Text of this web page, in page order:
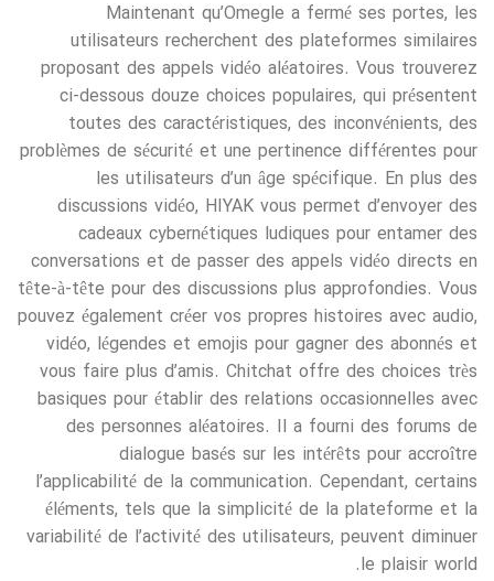
Maintenant qu’Omegle a fermé ses portes, les
utilisateurs recherchent des plateformes similaires
proposant des appels vidéo aléatoires. Vous trouverez
ci-dessous douze choices populaires, qui présentent
toutes des caractéristiques, des inconvénients, des
problèmes de sécurité et une pertinence différentes pour
les utilisateurs d’un âge spécifique. En plus des
discussions vidéo, HIYAK vous permet d’envoyer des
cadeaux cybernétiques ludiques pour entamer des
conversations et de passer des appels vidéo directs en
tête-à-tête pour des discussions plus approfondies. Vous
pouvez également créer vos propres histoires avec audio,
vidéo, légendes et emojis pour gagner des abonnés et
vous faire plus d’amis. Chitchat offre des choices très
basiques pour établir des relations occasionnelles avec
des personnes aléatoires. Il a fourni des forums de
dialogue basés sur les intérêts pour accroître
l’applicabilité de la communication. Cependant, certains
éléments, tels que la simplicité de la plateforme et la
variabilité de l’activité des utilisateurs, peuvent diminuer
le plaisir world.